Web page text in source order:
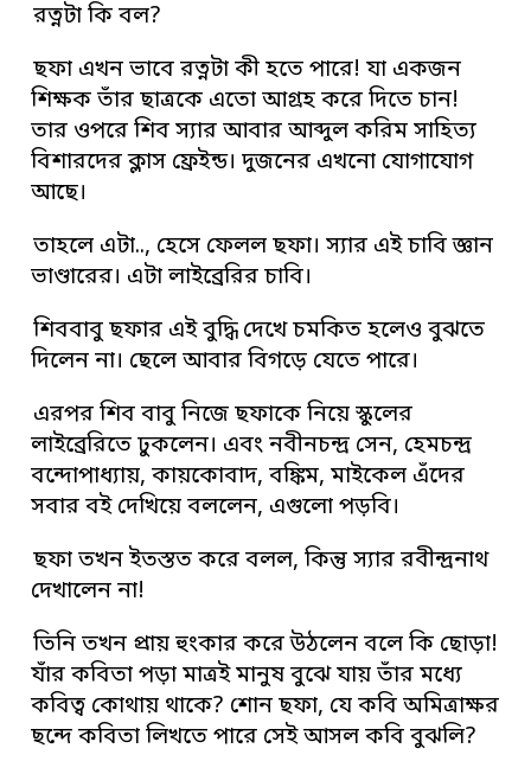
রত্নটা কি বল?
ছফা এখন ভাবে রত্নটা কী হতে পারে! যা একজন
শিক্ষক তাঁর ছাত্রকে এতো আগ্রহ করে দিতে চান!
তার ওপরে শিব স্যার আবার আব্দুল করিম সাহিত্য
বিশারদের ক্লাস ফ্রেইন্ড। দুজনের এখনো যোগাযোগ
আছে।
তাহলে এটা.., হেসে ফেলল ছফা। স্যার এই চাবি জ্ঞান
ভাণ্ডারের। এটা লাইব্রেরির চাবি।
শিববাবু ছফার এই বুদ্ধি দেখে চমকিত হলেও বুঝতে
দিলেন না। ছেলে আবার বিগড়ে যেতে পারে।
এরপর শিব বাবু নিজে ছফাকে নিয়ে স্কুলের
লাইব্রেরিতে ঢুকলেন। এবং নবীনচন্দ্র সেন, হেমচন্দ্র
বন্দোপাধ্যায়, কায়কোবাদ, বঙ্কিম, মাইকেল এঁদের
সবার বই দেখিয়ে বললেন, এগুলো পড়বি।
ছফা তখন ইতস্তত করে বলল, কিন্তু স্যার রবীন্দ্রনাথ
দেখালেন না!
তিনি তখন প্রায় হুংকার করে উঠলেন বলে কি ছোড়া!
যাঁর কবিতা পড়া মাত্রই মানুষ বুঝে যায় তাঁর মধ্যে
কবিত্ব কোথায় থাকে? শোন ছফা, যে কবি অমিত্রাক্ষর
ছন্দে কবিতা লিখতে পারে সেই আসল কবি বুঝলি?